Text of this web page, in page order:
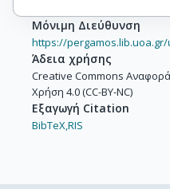
Μόνιμη Διεύθυνση
https://
Άδεια χρήσης
Creative Commons
Χρήση 4.0 (CC-BY-NC)
Εξαγωγή Citation
BibTeX,RIS